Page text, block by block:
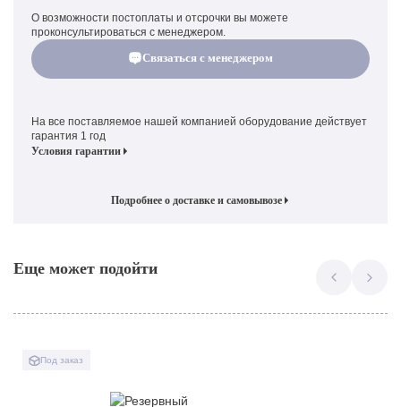
О возможности постоплаты и отсрочки вы можете
проконсультироваться с менеджером.
Связаться с менеджером
На все поставляемое нашей компанией оборудование действует
гарантия 1 год
Условия гарантии
Подробнее о доставке и самовывозе
Еще может подойти
Под заказ